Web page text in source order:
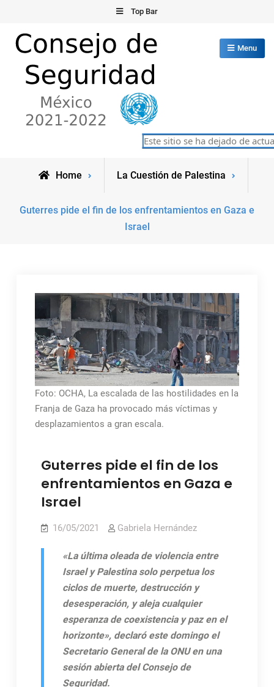
content
Top Bar
Consejo de Seguridad de las
Naciones Unidas
Menu
Este sitio se ha dejado de
Home La Cuestión de Palestina
Guterres pide el fin de los enfrentamientos en Gaza e
Israel
Foto: OCHA, La escalada de las hostilidades en la
Franja de Gaza ha provocado más víctimas y
desplazamientos a gran escala.
Guterres pide el fin de los
enfrentamientos en Gaza e
Israel
16/05/2021 Gabriela Hernández
«La última oleada de violencia entre
Israel y Palestina solo perpetua los
ciclos de muerte, destrucción y
desesperación, y aleja cualquier
esperanza de coexistencia y paz en el
horizonte», declaró este domingo el
Secretario General de la ONU en una
sesión abierta del Consejo de
Seguridad.